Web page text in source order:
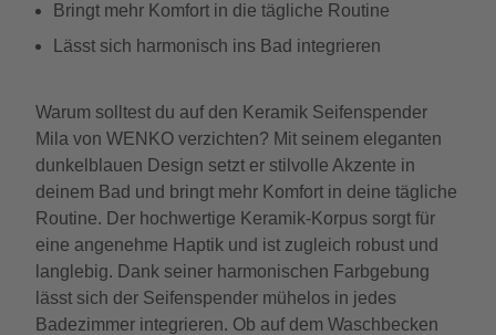
Bringt mehr Komfort in die tägliche Routine
Lässt sich harmonisch ins Bad integrieren
Warum solltest du auf den Keramik Seifenspender
Mila von WENKO verzichten? Mit seinem eleganten
dunkelblauen Design setzt er stilvolle Akzente in
deinem Bad und bringt mehr Komfort in deine tägliche
Routine. Der hochwertige Keramik-Korpus sorgt für
eine angenehme Haptik und ist zugleich robust und
langlebig. Dank seiner harmonischen Farbgebung
lässt sich der Seifenspender mühelos in jedes
Badezimmer integrieren. Ob auf dem Waschbecken